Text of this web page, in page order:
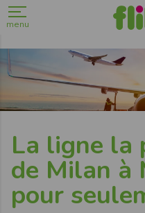
menu
La ligne la
de Milan à
pour